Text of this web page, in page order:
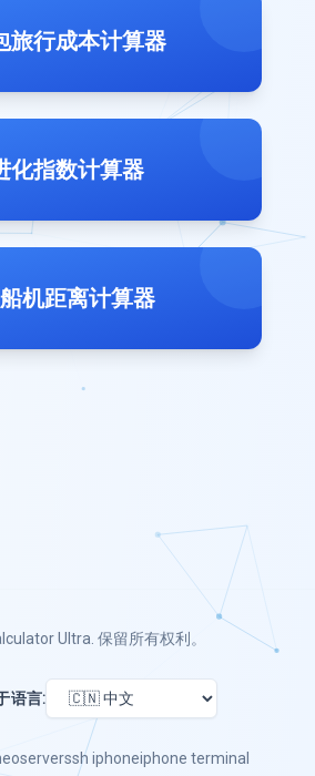
旅行成本计算器
化指数计算器
机距离计算器
Ultra . 保留所有权利。
语言:
ssh iphoneiphone terminal